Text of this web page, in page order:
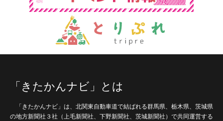
「きたかんナビ」とは
「きたかんナビ」は、北関東自動車道で結ばれる群馬県、栃木県、茨城県
の地方新聞社３社（上毛新聞社、下野新聞社、茨城新聞社）で共同運営する